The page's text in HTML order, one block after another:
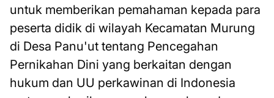
untuk memberikan pemahaman kepada para
peserta didik di wilayah Kecamatan Murung
di Desa Panu'ut tentang Pencegahan
Pernikahan Dini yang berkaitan dengan
hukum dan UU perkawinan di Indonesia